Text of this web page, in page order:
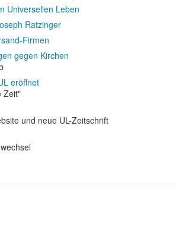
Universellen Leben
Ratzinger
Firmen
gegen Kirchen
eröffnet
Zeit"
und neue UL-Zeitschrift